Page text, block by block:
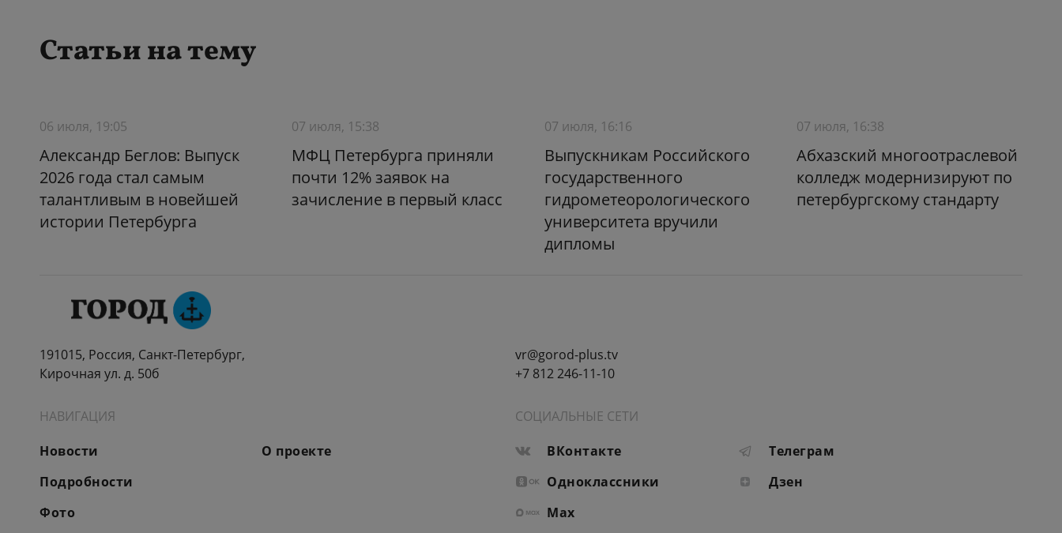
Статьи на тему
06 июля, 19:05
Александр Беглов: Выпуск
2026 года стал самым
талантливым в новейшей
истории Петербурга
07 июля, 15:38
МФЦ Петербурга приняли
почти 12% заявок на
зачисление в первый класс
07 июля, 16:16
Выпускникам Российского
государственного
гидрометеорологического
университета вручили
дипломы
07 июля, 16:38
Абхазский многоотраслевой
колледж модернизируют по
петербургскому стандарту
191015, Россия, Санкт-Петербург,
Кирочная ул. д. 50б
vr@gorod-plus.tv
+7 812 246-11-10
НАВИГАЦИЯ
Новости
Подробности
Фото
О проекте
СОЦИАЛЬНЫЕ СЕТИ
ВКонтакте
Телеграм
Одноклассники
Дзен
Max